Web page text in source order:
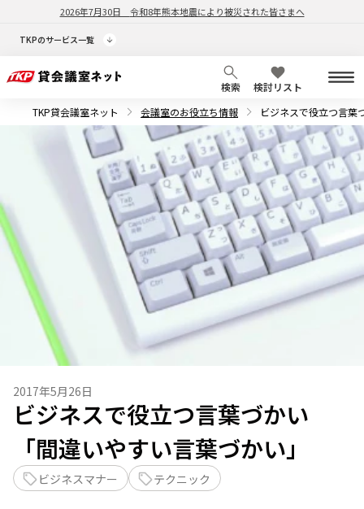
2026年7月30日 令和8年熊本地震により被災された皆さまへ
TKPのサービス一覧
検索
検討リスト
TKP貸会議室ネット
会議室のお役立ち情報 ビジネスで役立つ言葉
2017年5月26日
ビジネスで役立つ言葉づかい
「間違いやすい言葉づかい」
ビジネスマナー テクニック